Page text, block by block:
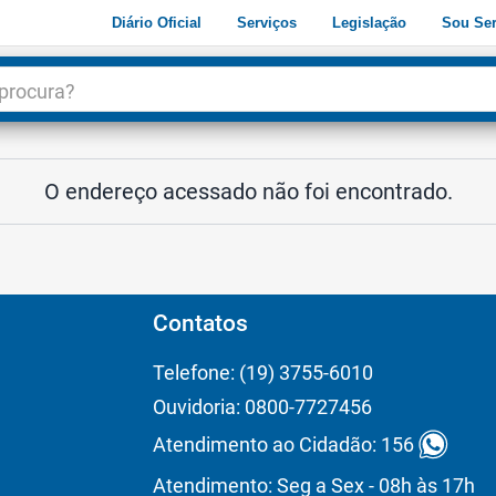
Diário Oficial Serviços Legislação Sou
O endereço acessado não foi encontrado.
Contatos
Telefone: (19) 3755-6010
Ouvidoria: 0800-7727456
Atendimento ao Cidadão: 156
Atendimento: Seg a Sex - 08h às 17h